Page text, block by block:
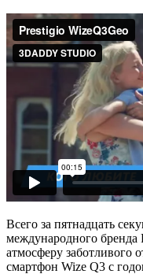
Всего за пятнадцать
международного бренда
атмосферу заботливого
смартфон Wize Q3 с